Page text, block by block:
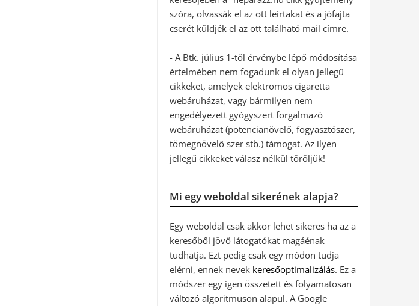
szóra, olvassák el az ott leírtakat és a jófajta
cserét küldjék el az ott található mail címre.
- A Btk. július 1-től érvénybe lépő módosítása
értelmében nem fogadunk el olyan jellegű
cikkeket, amelyek elektromos cigaretta
webáruházat, vagy bármilyen nem
engedélyezett gyógyszert forgalmazó
webáruházat (potencianövelő, fogyasztószer,
tömegnövelő szer stb.) támogat. Az ilyen
jellegű cikkeket válasz nélkül töröljük!
Mi egy weboldal sikerének alapja?
Egy weboldal csak akkor lehet sikeres ha az a
keresőből jövő látogatókat magáénak
tudhatja. Ezt pedig csak egy módon tudja
elérni, ennek nevek keresőoptimalizálás. Ez a
módszer egy igen összetett és folyamatosan
változó algoritmuson alapul. A Google